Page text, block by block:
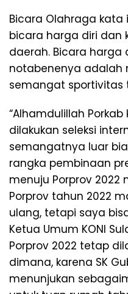
Bicara Olahraga
bicara harga diri dan
daerah. Bicara harga
notabenenya adalah
semangat sportivitas
“Alhamdulillah
dilakukan seleksi
semangatnya luar
rangka pembinaan
menuju Porprov 2022
Porprov tahun 2022
ulang, tetapi saya
Ketua Umum KONI
Porprov 2022 tetap
dimana, karena SK
menunjukan